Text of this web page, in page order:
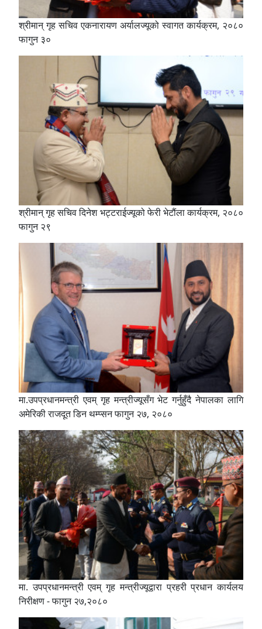
श्रीमान् गृह सचिव एकनारायण अर्यालज्यूको स्वागत कार्यक्रम, २०८०
फागुन ३०
श्रीमान् गृह सचिव दिनेश भट्टराईज्यूको फेरी भेटौंला कार्यक्रम, २०८०
फागुन २९
मा.उपप्रधानमन्त्री एवम् गृह मन्त्रीज्यूसँग भेट गर्नुहुँदै नेपालका लागि
अमेरिकी राजदूत डिन थम्प्सन फागुन २७, २०८०
मा. उपप्रधानमन्त्री एवम् गृह मन्त्रीज्यूद्वारा प्रहरी प्रधान कार्यलय
निरीक्षण - फागुन २७,२०८०